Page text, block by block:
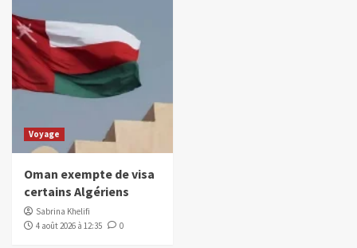
Voyage
Oman exempte de visa
certains Algériens
Sabrina Khelifi
4 août 2026 à 12:35
0